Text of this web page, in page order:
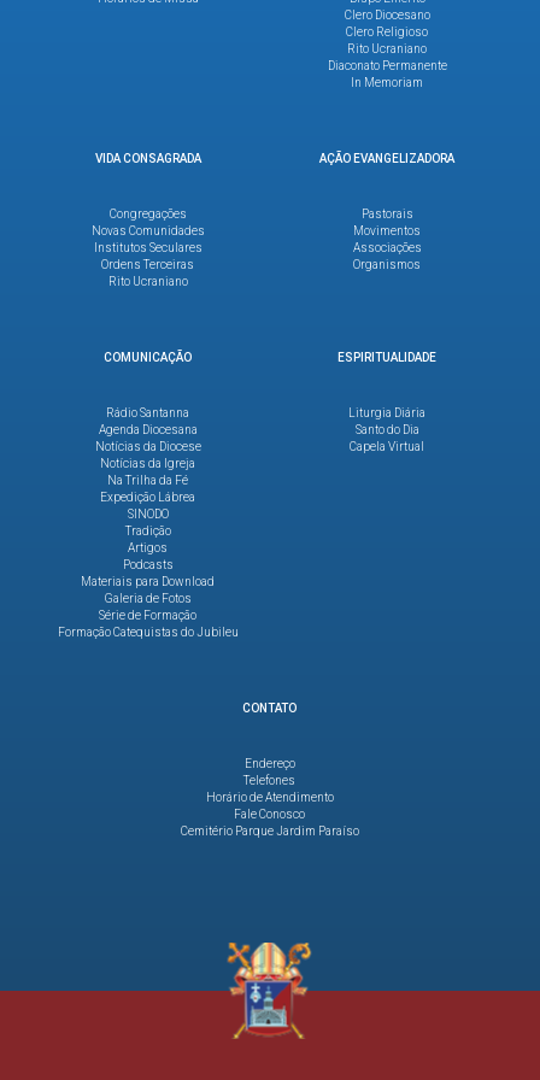
Clero Diocesano
Clero Religioso
Rito Ucraniano
Diaconato Permanente
In Memoriam
VIDA CONSAGRADA
Congregações
Novas Comunidades
Institutos Seculares
Ordens Terceiras
Rito Ucraniano
AÇÃO EVANGELIZADORA
Pastorais
Movimentos
Associações
Organismos
COMUNICAÇÃO
Rádio Santanna
Agenda Diocesana
Notícias da Diocese
Notícias da Igreja
Na Trilha da Fé
Expedição Lábrea
SINODO
Tradição
Artigos
Podcasts
Materiais para Download
Galeria de Fotos
Série de Formação
Formação Catequistas do Jubileu
ESPIRITUALIDADE
Liturgia Diária
Santo do Dia
Capela Virtual
CONTATO
Endereço
Telefones
Horário de Atendimento
Fale Conosco
Cemitério Parque Jardim Paraíso